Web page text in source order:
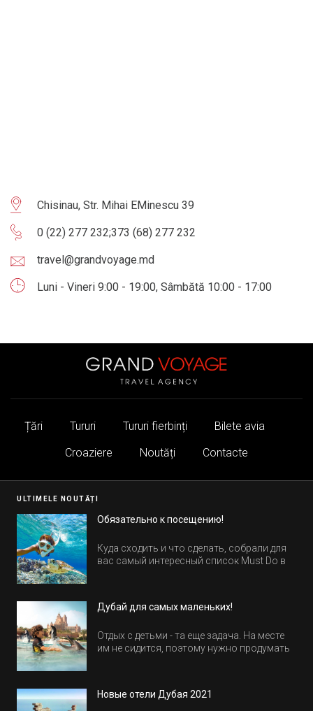
Chisinau, Str. Mihai EMinescu 39
0 (22) 277 232;373 (68) 277 232
travel@grandvoyage.md
Luni - Vineri 9:00 - 19:00, Sâmbătă 10:00 - 17:00
Țări Tururi Tururi fierbinți
Bilete avia
Croaziere
Noutăți Contacte
ULTIMELE NOUTĂȚI
Обязательно к посещению!
Куда сходить и что сделать, собрали для
вас самый интересный список Must Do в
Дубай для самых маленьких!
Отдых с детьми - та еще задача. На месте
им не сидится, поэтому нужно продумать
Новые отели Дубая 2021